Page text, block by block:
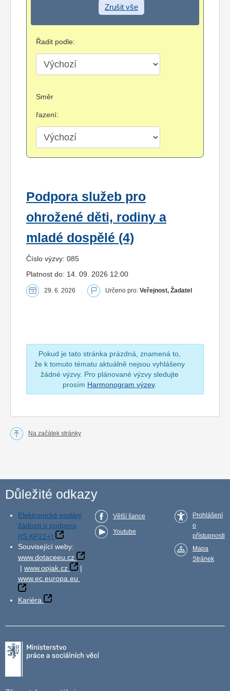
Zrušit vše
Řadit podle:
Směr
řazení:
Podpora služeb pro
ohrožené děti, rodiny a
mladé dospělé (4)
Číslo výzvy: 085
Platnost do: 14. 09. 2026 12:00
29. 6. 2026 Určeno pro: Veřejnost, Žadatel
Pokud je tato stránka prázdná, znamená to,
že k tomuto tématu aktuálně nejsou vyhlášeny
žádné výzvy. Pro plánované výzvy sledujte
prosím Harmonogram výzev.
Na začátek stránky
Důležité odkazy
Elektronické podání
žádosti o podporu
(IS KP21+)
Související weby:
www.dotaceeu.cz
| www.opjak.cz
|
www.ec.europa.eu
Kariéra
Větší šance
Youtube
Prohlášení
o
přístupnosti
Mapa
Stránek